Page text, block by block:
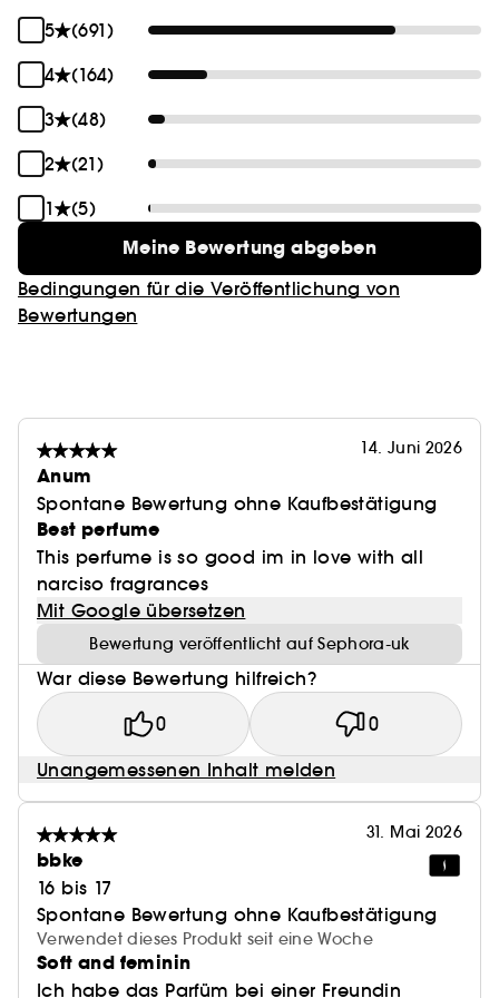
5
(691)
4
(164)
3
(48)
2
(21)
1
(5)
Meine Bewertung abgeben
Bedingungen für die Veröffentlichung von
Bewertungen
14. Juni 2026
Anum
Spontane Bewertung ohne Kaufbestätigung
Best perfume
This perfume is so good im in love with all
narciso fragrances
Mit Google übersetzen
Bewertung veröffentlicht auf Sephora-uk
War diese Bewertung hilfreich?
0 0
Unangemessenen Inhalt melden
31. Mai 2026
bbke
16 bis 17
Spontane Bewertung ohne Kaufbestätigung
Verwendet dieses Produkt seit eine Woche
Soft and feminin
Ich habe das Parfüm bei einer Freundin